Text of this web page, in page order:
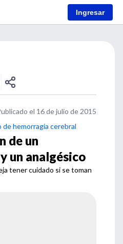
Ingresar
el 16 de julio de 2015
de hemorragia cerebral
de un
un analgésico
tener cuidado si se toman